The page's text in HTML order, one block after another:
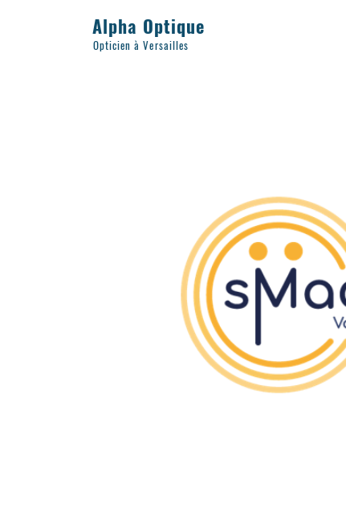
Alpha Optique
Opticien à Versailles